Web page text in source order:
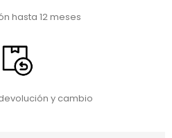
hasta 12 meses
y cambio